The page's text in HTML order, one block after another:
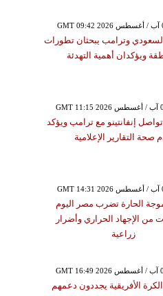
وترامب يبحثان تطورات
ويؤكدان أهمية التهدئة
إنفانتينو مع ترامب ويؤكد
صحة التقارير الإعلامية
الحارة تضرب مصر اليوم
من الإجهاد الحراري وأضرار
زراعية
الأفريقية يجددون دعمهم